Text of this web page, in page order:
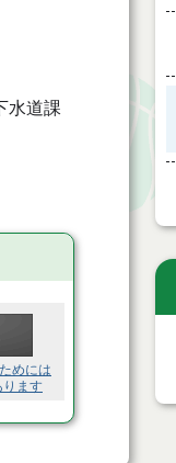
水道課
めには
ります